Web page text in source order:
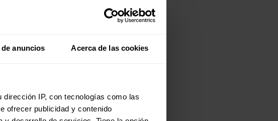
anuncios Acerca de las cookies
IP, con tecnologías como las
ofrecer publicidad y contenido